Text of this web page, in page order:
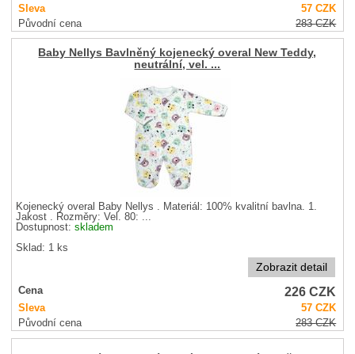
Sleva 57CZK
Původní cena
283CZK
Baby Nellys Bavlněný kojenecký overal New Teddy,
neutrální, vel. ...
Kojenecký overal Baby Nellys . Materiál: 100% kvalitní bavlna. 1.
Jakost . Rozměry: Vel. 80: ...
Dostupnost:skladem
Sklad: 1 ks
Zobrazit detail
Cena 226CZK
Sleva 57CZK
Původní cena
283CZK